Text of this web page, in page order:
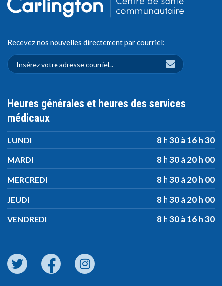
Recevez nos nouvelles directement par courriel:
Heures générales et heures des services
médicaux
LUNDI 8 h 30 à 16 h 30
MARDI 8 h 30 à 20 h 00
MERCREDI 8 h 30 à 20 h 00
JEUDI 8 h 30 à 20 h 00
VENDREDI 8 h 30 à 16 h 30